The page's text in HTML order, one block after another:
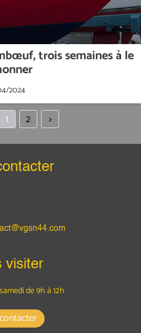
trois semaines à le
2024
1 2 >
visiter
de 9h à 12h